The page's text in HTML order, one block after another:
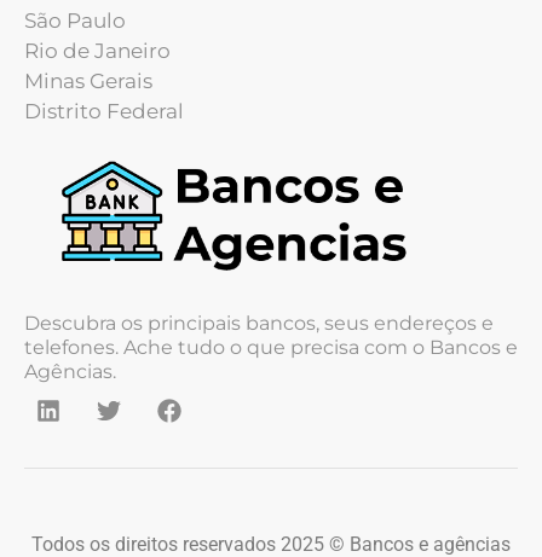
São Paulo
Rio de Janeiro
Minas Gerais
Distrito Federal
Descubra os principais bancos, seus endereços e
telefones. Ache tudo o que precisa com o Bancos e
Agências.
Todos os direitos reservados 2025 © Bancos e agências